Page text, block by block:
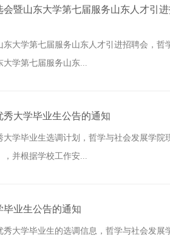
暨山东大学第七届服务山东人才引
大学第七届服务山东人才引进招聘会，哲
大学第七届服务山东...
大学毕业生公告的通知
学毕业生选调计划，哲学与社会发展学院
，并根据学校工作安...
毕业生公告的通知
秀大学毕业生的选调信息，哲学与社会发展